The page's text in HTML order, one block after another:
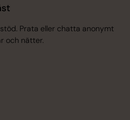
Prata eller chatta anonymt
och nätter.